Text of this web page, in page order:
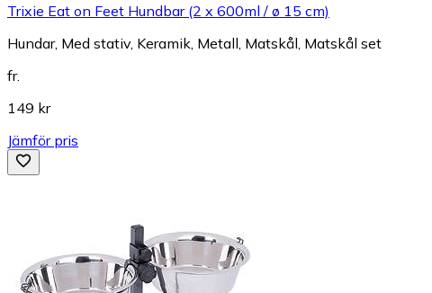
Trixie Eat on Feet Hundbar (2 x 600ml / ø 15 cm)
Hundar, Med stativ, Keramik, Metall, Matskål, Matskål set
fr.
149 kr
Jämför pris